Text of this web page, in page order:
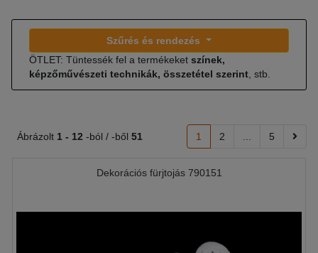
Szűrés és rendezés
ÖTLET: Tüntessék fel a termékeket színek,
képzőművészeti technikák, összetétel szerint , stb.
Ábrázolt 1 - 12 -ból / -ből 51 1 2 5
Dekorációs fürjtojás 790151